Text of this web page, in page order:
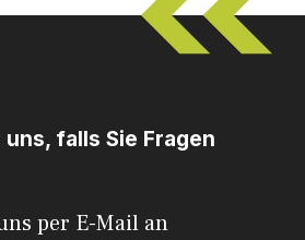
falls Sie Fragen
per E-Mail an